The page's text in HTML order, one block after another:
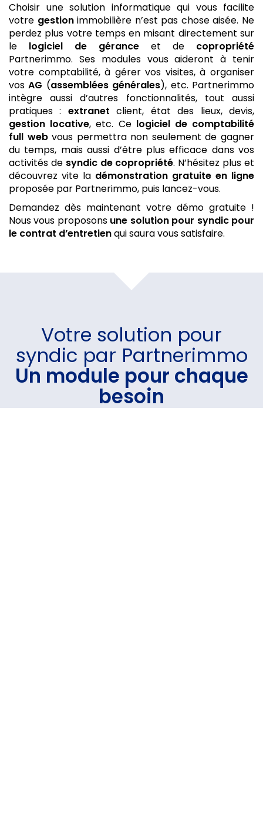
Choisir une solution informatique qui vous facilite
votre gestionimmobilière n’est pas chose aisée. Ne
perdez plus votre temps en misant directement sur
le logiciel de gérance et de copropriété
Partnerimmo. Ses modules vous aideront à tenir
votre comptabilité, à gérer vos visites, à organiser
vosAG (assemblées générales), etc. Partnerimmo
intègre aussi d’autres fonctionnalités, tout aussi
pratiques : extranet client, état des lieux, devis,
gestion locative, etc. Ce logiciel de comptabilité
full webvous permettra non seulement de gagner
du temps, mais aussi d’être plus efficace dans vos
activités de syndic de copropriété. N’hésitez plus et
découvrez vite la démonstration gratuite en ligne
proposée par Partnerimmo, puis lancez-vous.
Demandez dès maintenant votre démo gratuite !
Nous vous proposons une solution pour syndic pour
le contrat d’entretienqui saura vous satisfaire.
Votre solution pour
syndic par Partnerimmo
Un module pour chaque
besoin